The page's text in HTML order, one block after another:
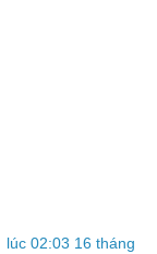
lúc 02:03 16 tháng